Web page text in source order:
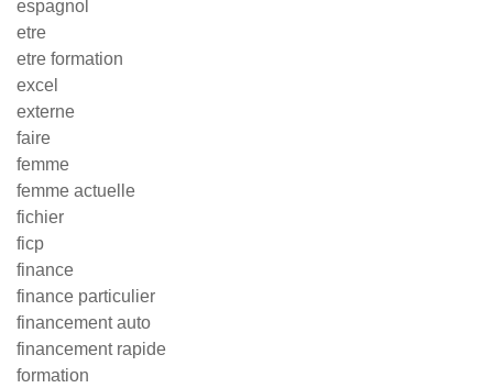
espagnol
etre
etre formation
excel
externe
faire
femme
femme actuelle
fichier
ficp
finance
finance particulier
financement auto
financement rapide
formation